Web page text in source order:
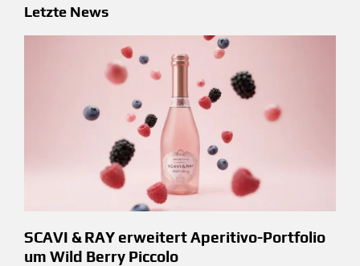
Letzte News
SCAVI & RAY erweitert Aperitivo-Portfolio
um Wild Berry Piccolo